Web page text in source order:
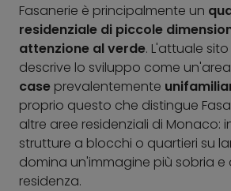
Fasanerie è principalmente un
residenziale di piccole
attenzione al verde. L'attuale
descrive lo sviluppo come
case prevalentemente
proprio questo che distingue
altre aree residenziali di Monaco:
strutture a blocchi o quartieri su
domina un'immagine più sobria
residenza.